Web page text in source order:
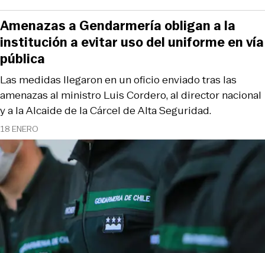
18 ENERO
Las medidas llegaron en un oficio enviado tras las
amenazas al ministro Luis Cordero, al director nacional
y a la Alcaide de la Cárcel de Alta Seguridad.
Amenazas a Gendarmería obligan a la
institución a evitar uso del uniforme en vía
pública